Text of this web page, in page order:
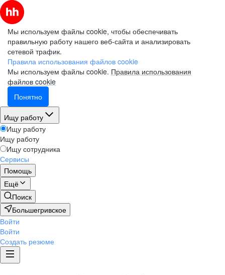
Мы используем файлы cookie, чтобы обеспечивать
правильную работу нашего веб-сайта и анализировать
сетевой трафик.
Правила использования файлов cookie
Мы используем файлы cookie. Правила использования
файлов cookie
Понятно
Ищу работу
Ищу работу
Ищу работу
Ищу сотрудника
Сервисы
Помощь
Ещё
Поиск
Большегривское
Войти
Войти
Создать резюме